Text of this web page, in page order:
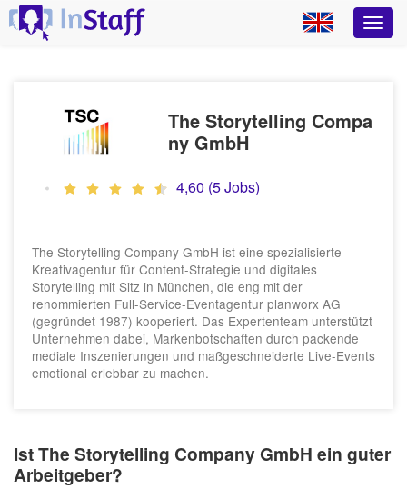
The Storytelling Compa
ny GmbH
4,60 (5 Jobs)
The Storytelling Company GmbH ist eine spezialisierte
Kreativagentur für Content-Strategie und digitales
Storytelling mit Sitz in München, die eng mit der
renommierten Full-Service-Eventagentur planworx AG
(gegründet 1987) kooperiert. Das Expertenteam unterstützt
Unternehmen dabei, Markenbotschaften durch packende
mediale Inszenierungen und maßgeschneiderte Live-Events
emotional erlebbar zu machen.
Ist The Storytelling Company GmbH ein guter
Arbeitgeber?